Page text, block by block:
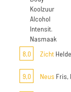
Koolzuur
Alcohol
Intensit.
Nasmaak
8,0
Zicht
9,0 Neus Fris,